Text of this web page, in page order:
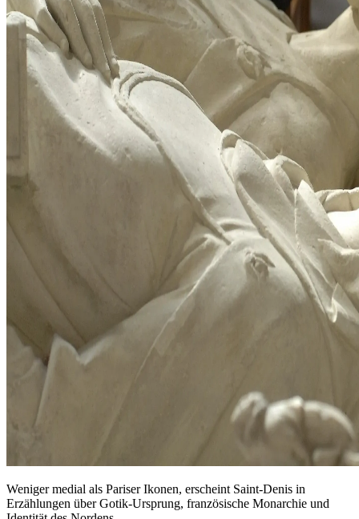
Weniger medial als Pariser Ikonen, erscheint Saint‑Denis in
Erzählungen über Gotik‑Ursprung, französische Monarchie und